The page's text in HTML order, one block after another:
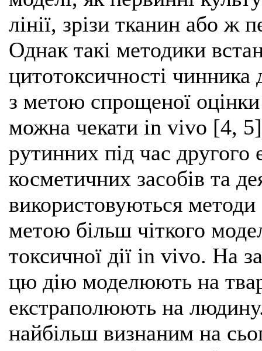
лінії, зрізи тканин або ж
Однак такі методики
цитотоксичності
з метою спрощеної
можна чекати in vivo [4,
рутинних під час другого
косметичних засобів та
використовуються
метою більш чіткого
токсичної дії in vivo. На
цю дію моделюють на
екстраполюють на
найбільш визнаним на